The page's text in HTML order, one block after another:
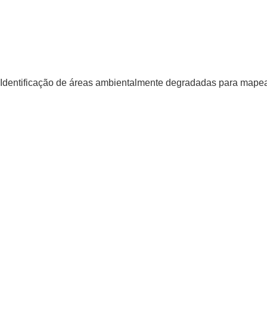
Identificação de áreas ambientalmente degradadas para